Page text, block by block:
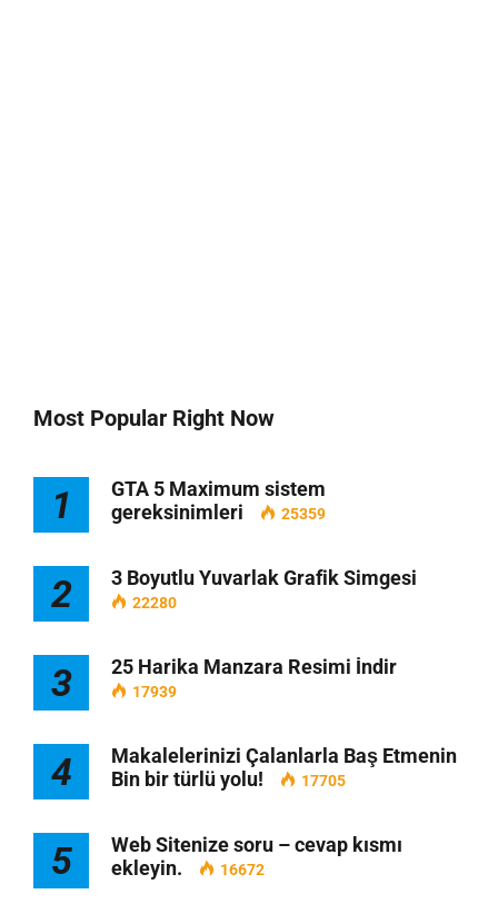
Most Popular Right Now
1
GTA 5 Maximum sistem
gereksinimleri
25359
2 3 Boyutlu Yuvarlak Grafik Simgesi
22280
3 25 Harika Manzara Resimi İndir
17939
4
Makalelerinizi Çalanlarla Baş Etmenin
Bin bir türlü yolu!
17705
5
Web Sitenize soru – cevap kısmı
ekleyin.
16672